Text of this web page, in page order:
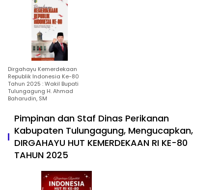
Dirgahayu Kemerdekaan
Republik Indonesia Ke-80
Tahun 2025 : Wakil Bupati
Tulungagung H. Ahmad
Baharudin, SM
Pimpinan dan Staf Dinas Perikanan
Kabupaten Tulungagung, Mengucapkan,
DIRGAHAYU HUT KEMERDEKAAN RI KE-80
TAHUN 2025